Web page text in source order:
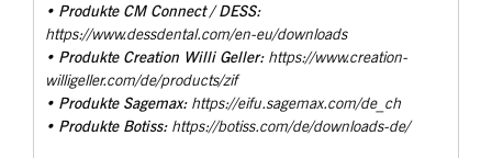
• Produkte CM Connect / DESS:
https://www.dessdental.com/en-eu/downloads
• Produkte Creation Willi Geller: https://www.creation-
willigeller.com/de/products/zif
• Produkte Sagemax: https://eifu.sagemax.com/de_ch
• Produkte Botiss: https://botiss.com/de/downloads-de/